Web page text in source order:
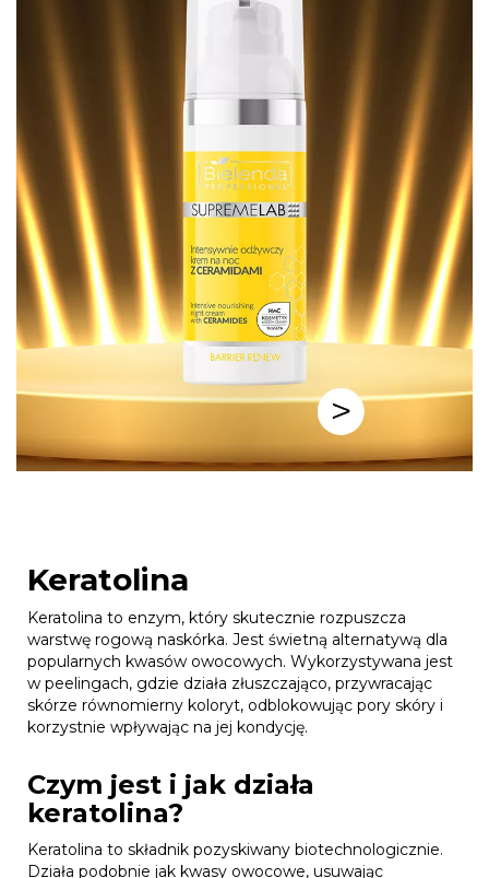
Keratolina
Keratolina to enzym, który skutecznie rozpuszcza
warstwę rogową naskórka. Jest świetną alternatywą dla
popularnych kwasów owocowych. Wykorzystywana jest
w peelingach, gdzie działa złuszczająco, przywracając
skórze równomierny koloryt, odblokowując pory skóry i
korzystnie wpływając na jej kondycję.
Czym jest i jak działa
keratolina?
Keratolina to składnik pozyskiwany biotechnologicznie.
Działa podobnie jak kwasy owocowe, usuwając